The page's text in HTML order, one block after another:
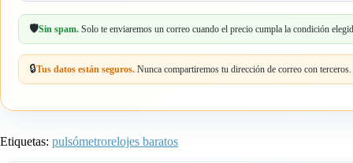
🛡️Sin spam. Solo te enviaremos un correo cuando el precio cumpla la condición
🔒Tus datos están seguros. Nunca compartiremos tu dirección de correo con terceros.
Etiquetas: pulsómetrorelojes baratos